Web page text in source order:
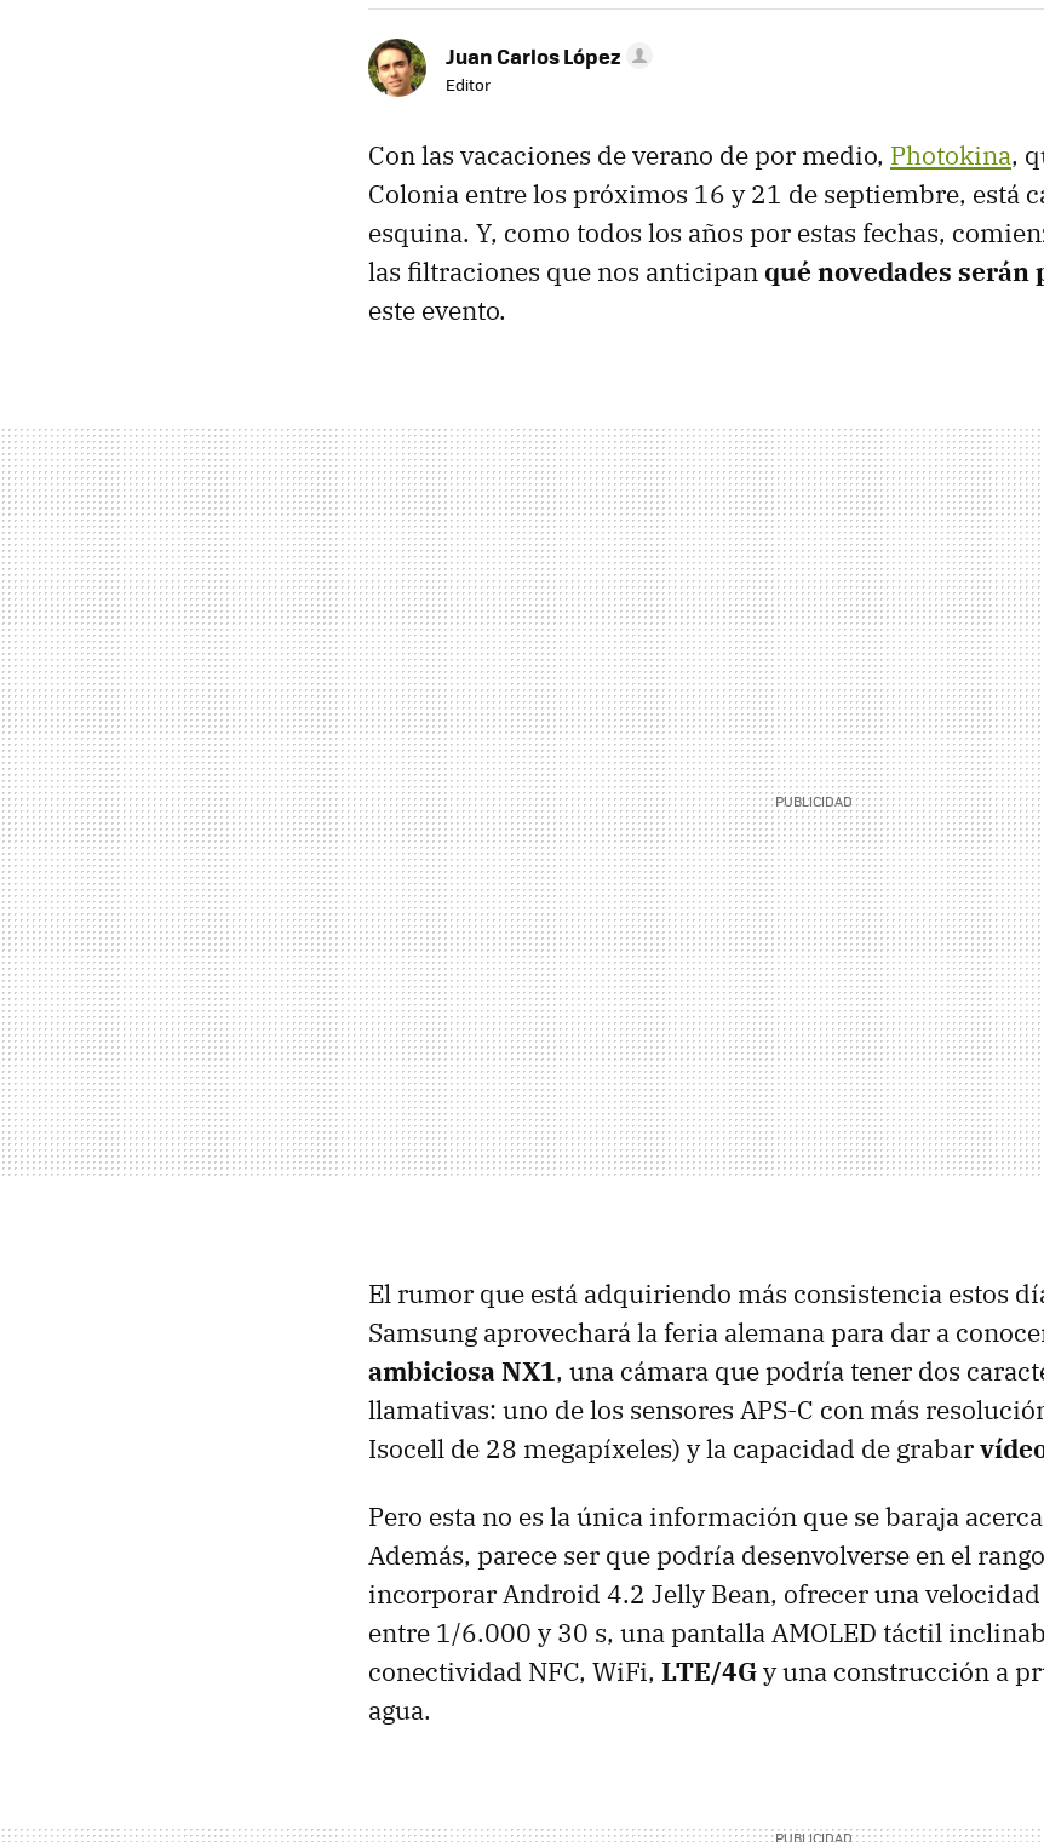
Juan Carlos López
Editor
Con las vacaciones de verano de por medio, Photokina,
Colonia entre los próximos 16 y 21 de septiembre, está
esquina. Y, como todos los años por estas fechas,
las filtraciones que nos anticipanqué novedades serán
este evento.
El rumor que está adquiriendo más consistencia estos
Samsung aprovechará la feria alemana para dar a
ambiciosa NX1, una cámara que podría tener dos
llamativas: uno de los sensores APS-C con más
Isocell de 28 megapíxeles) y la capacidad de grabar
Pero esta no es la única información que se baraja
Además, parece ser que podría desenvolverse en el rango
incorporar Android 4.2 Jelly Bean, ofrecer una
entre 1/6.000 y 30 s, una pantalla AMOLED táctil
conectividad NFC, WiFi, LTE/4Gy una construcción a
agua.